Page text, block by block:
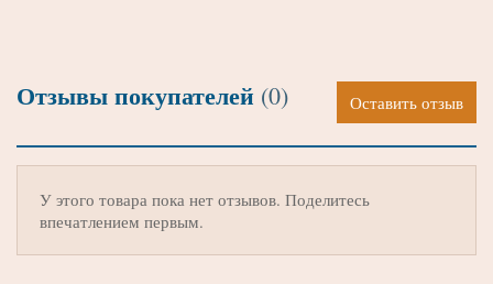
Отзывы покупателей (0) Оставить отзыв
У этого товара пока нет отзывов. Поделитесь
впечатлением первым.